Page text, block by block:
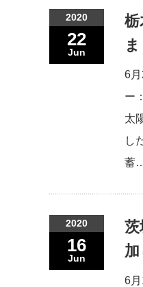
2020
22
Jun
6
ー
太
し
蓄
2020
16
Jun
加
6